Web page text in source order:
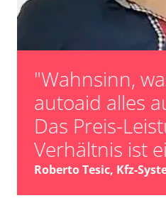
"Wahnsinn,
autoaid alles
Das Preis-
Verhältnis ist
Roberto Tesic, Kfz-